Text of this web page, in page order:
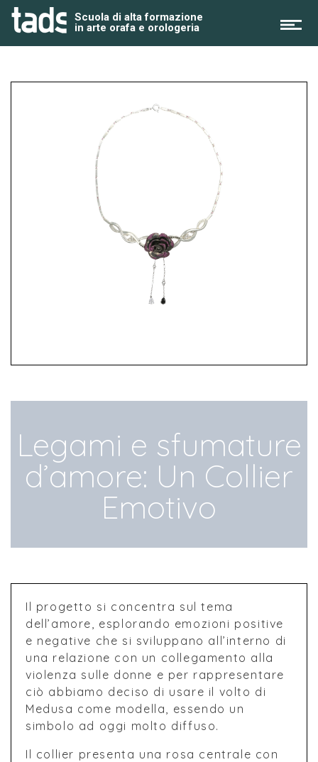
Skip
Scuola di alta formazione
in arte orafa e orologeria
Legami e sfumature
d’amore: Un Collier
Emotivo
Il progetto si concentra sul tema
dell’amore, esplorando emozioni positive
e negative che si sviluppano all’interno di
una relazione con un collegamento alla
violenza sulle donne e per rappresentare
ciò abbiamo deciso di usare il volto di
Medusa come modella, essendo un
simbolo ad oggi molto diffuso.
Il collier presenta una rosa centrale con